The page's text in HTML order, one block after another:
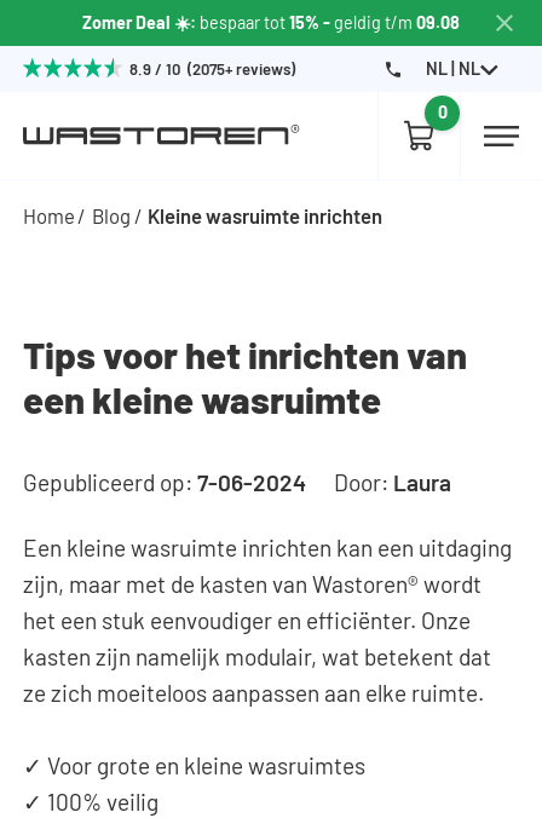
Zomer Deal ☀️: bespaar tot15% -geldig t/m 09.08
8.9 / 10 (2075+ reviews) NL | NL
0
Home Blog Kleine wasruimte inrichten
Tips voor het inrichten van
een kleine wasruimte
Gepubliceerd op:7-06-2024 Door: Laura
Een kleine wasruimte inrichten kan een uitdaging
zijn, maar met de kasten van Wastoren® wordt
het een stuk eenvoudiger en efficiënter. Onze
kasten zijn namelijk modulair, wat betekent dat
ze zich moeiteloos aanpassen aan elke ruimte.
✓ Voor grote en kleine wasruimtes
✓ 100% veilig